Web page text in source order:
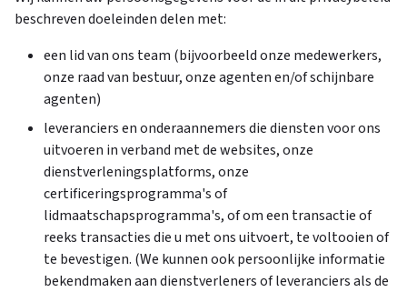
beschreven doeleinden delen met:
een lid van ons team (bijvoorbeeld onze medewerkers,
onze raad van bestuur, onze agenten en/of schijnbare
agenten)
leveranciers en onderaannemers die diensten voor ons
uitvoeren in verband met de websites, onze
dienstverleningsplatforms, onze
certificeringsprogramma's of
lidmaatschapsprogramma's, of om een transactie of
reeks transacties die u met ons uitvoert, te voltooien of
te bevestigen. (We kunnen ook persoonlijke informatie
bekendmaken aan dienstverleners of leveranciers als de